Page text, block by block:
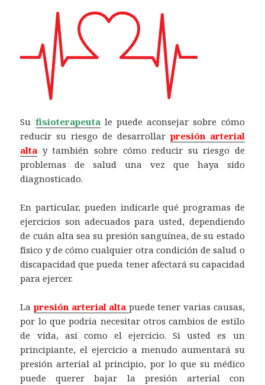
Su fisioterapeuta le puede aconsejar sobre cómo
reducir su riesgo de desarrollarpresión arterial
alta y también sobre cómo reducir su riesgo de
problemas de salud una vez que haya sido
diagnosticado.
En particular, pueden indicarle qué programas de
ejercicios son adecuados para usted, dependiendo
de cuán alta sea su presión sanguínea, de su estado
físico y de cómo cualquier otra condición de salud o
discapacidad que pueda tener afectará su capacidad
para ejercer.
Lapresión arterial alta puede tener varias causas,
por lo que podría necesitar otros cambios de estilo
de vida, así como el ejercicio. Si usted es un
principiante, el ejercicio a menudo aumentará su
presión arterial al principio, por lo que su médico
puede querer bajar la presión arterial con